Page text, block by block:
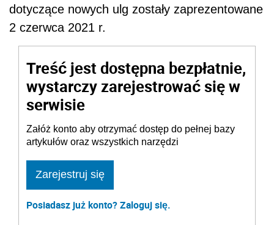
dotyczące nowych ulg zostały zaprezentowane
2 czerwca 2021 r.
Treść jest dostępna bezpłatnie,
wystarczy zarejestrować się w
serwisie
Załóż konto aby otrzymać dostęp do pełnej bazy
artykułów oraz wszystkich narzędzi
Zarejestruj się
Posiadasz już konto? Zaloguj się.